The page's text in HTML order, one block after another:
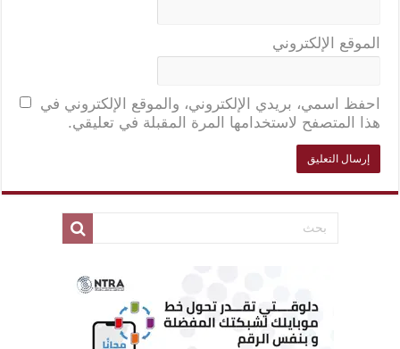
الموقع الإلكتروني
احفظ اسمي، بريدي الإلكتروني، والموقع الإلكتروني في
هذا المتصفح لاستخدامها المرة المقبلة في تعليقي.